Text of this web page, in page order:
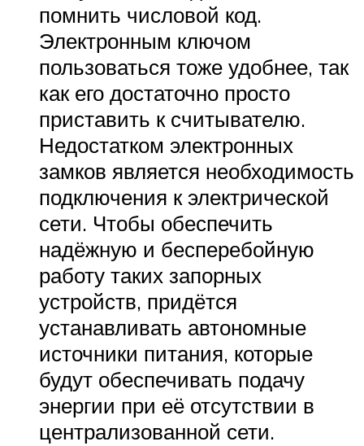
помнить числовой код.
Электронным ключом
пользоваться тоже удобнее, так
как его достаточно просто
приставить к считывателю.
Недостатком электронных
замков является необходимость
подключения к электрической
сети. Чтобы обеспечить
надёжную и бесперебойную
работу таких запорных
устройств, придётся
устанавливать автономные
источники питания, которые
будут обеспечивать подачу
энергии при её отсутствии в
централизованной сети.